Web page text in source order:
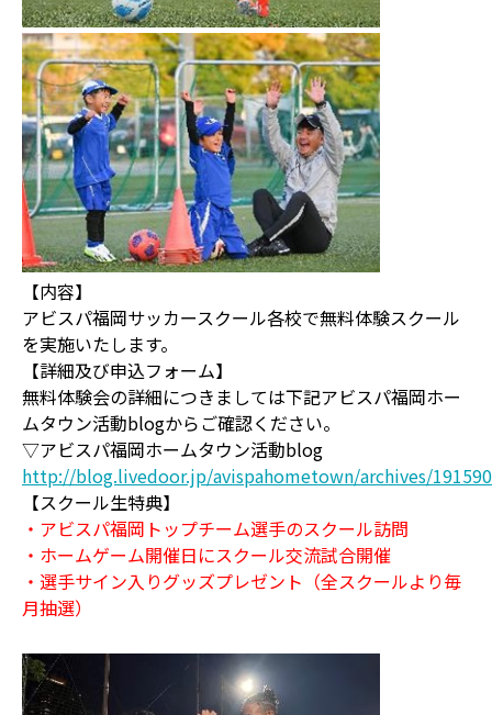
【内容】
アビスパ福岡サッカースクール各校で無料体験スクール
を実施いたします。
【詳細及び申込フォーム】
無料体験会の詳細につきましては下記アビスパ福岡ホー
ムタウン活動blogからご確認ください。
▽アビスパ福岡ホームタウン活動blog
http://blog.livedoor.jp/avispahometown/archives/
【スクール生特典】
・アビスパ福岡トップチーム選手のスクール訪問
・ホームゲーム開催日にスクール交流試合開催
・選手サイン入りグッズプレゼント（全スクールより毎
月抽選）